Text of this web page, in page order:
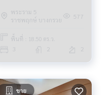
พระราม 5
ราชพฤกษ์ บางกรวย
577
พื้นที่ : 18.50 ตร.ว.
2 2
ขาย